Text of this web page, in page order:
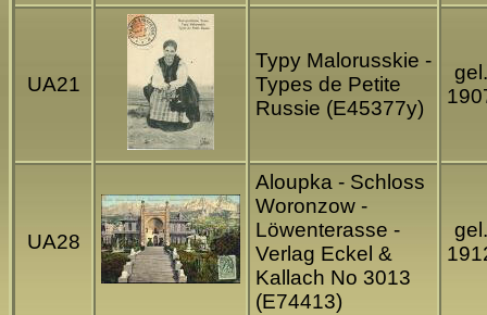
UA21
Typy Malorusskie -
Types de Petite
Russie (E45377y)
gel.
UA28
Aloupka - Schloss
Woronzow -
Löwenterasse -
Verlag Eckel &
Kallach No 3013
(E74413)
gel.